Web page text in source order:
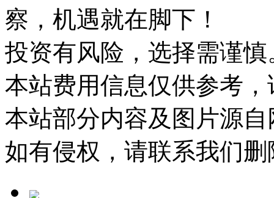
察，机遇就在脚下！
投资有风险，选择需谨慎
本站费用信息仅供参考
本站部分内容及图片源
如有侵权，请联系我们删